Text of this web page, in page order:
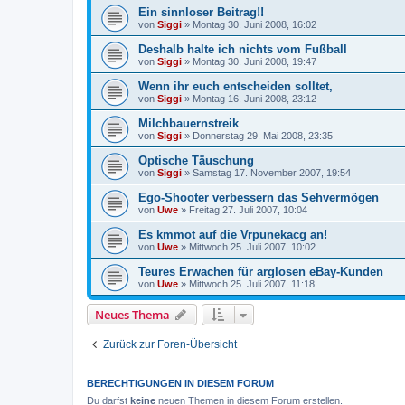
Ein sinnloser Beitrag!!
von Siggi » Montag 30. Juni 2008, 16:02
Deshalb halte ich nichts vom Fußball
von Siggi » Montag 30. Juni 2008, 19:47
Wenn ihr euch entscheiden solltet,
von Siggi » Montag 16. Juni 2008, 23:12
Milchbauernstreik
von Siggi » Donnerstag 29. Mai 2008, 23:35
Optische Täuschung
von Siggi » Samstag 17. November 2007, 19:54
Ego-Shooter verbessern das Sehvermögen
von Uwe » Freitag 27. Juli 2007, 10:04
Es kmmot auf die Vrpunekacg an!
von Uwe » Mittwoch 25. Juli 2007, 10:02
Teures Erwachen für arglosen eBay-Kunden
von Uwe » Mittwoch 25. Juli 2007, 11:18
Neues Thema
Zurück zur Foren-Übersicht
BERECHTIGUNGEN IN DIESEM FORUM
Du darfst keine neuen Themen in diesem Forum erstellen.